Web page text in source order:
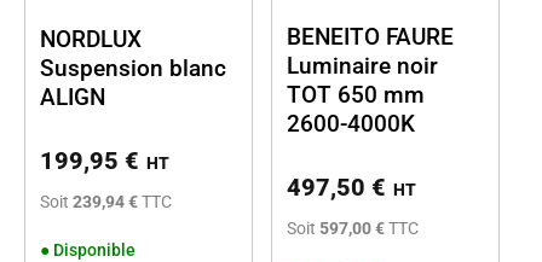
NORDLUX
Suspension blanc
ALIGN
199,95 € HT
Soit 239,94 €TTC
● Disponible
BENEITO FAURE
Luminaire noir
TOT 650 mm
2600-4000K
497,50 € HT
Soit 597,00 €TTC